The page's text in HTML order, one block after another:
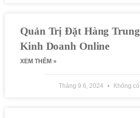
Quản Trị Đặt Hàng
Kinh Doanh Online
XEM THÊM »
Tháng 9 6, 2024 Không